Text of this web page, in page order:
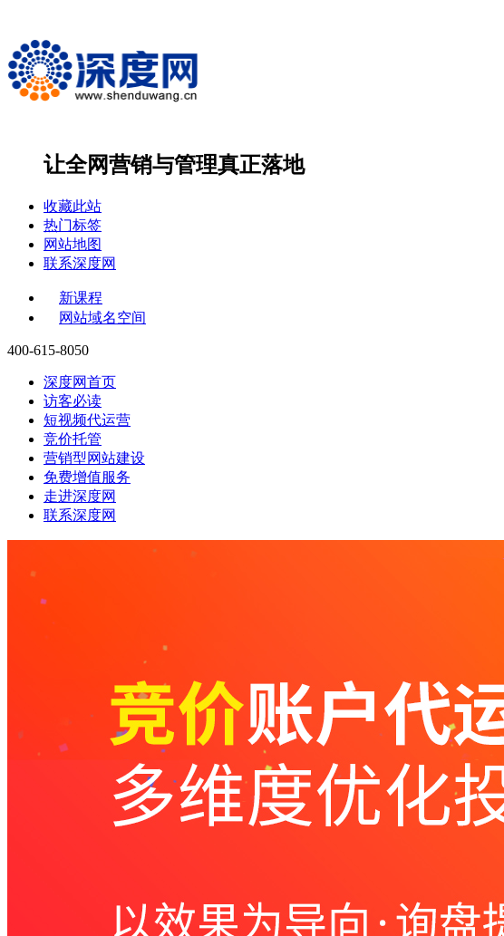
让全网营销与管理真正落地
收藏此站
热门标签
网站地图
联系深度网
新课程
网站域名空间
400-615-8050
深度网首页
访客必读
短视频代运营
竞价托管
营销型网站建设
免费增值服务
走进深度网
联系深度网